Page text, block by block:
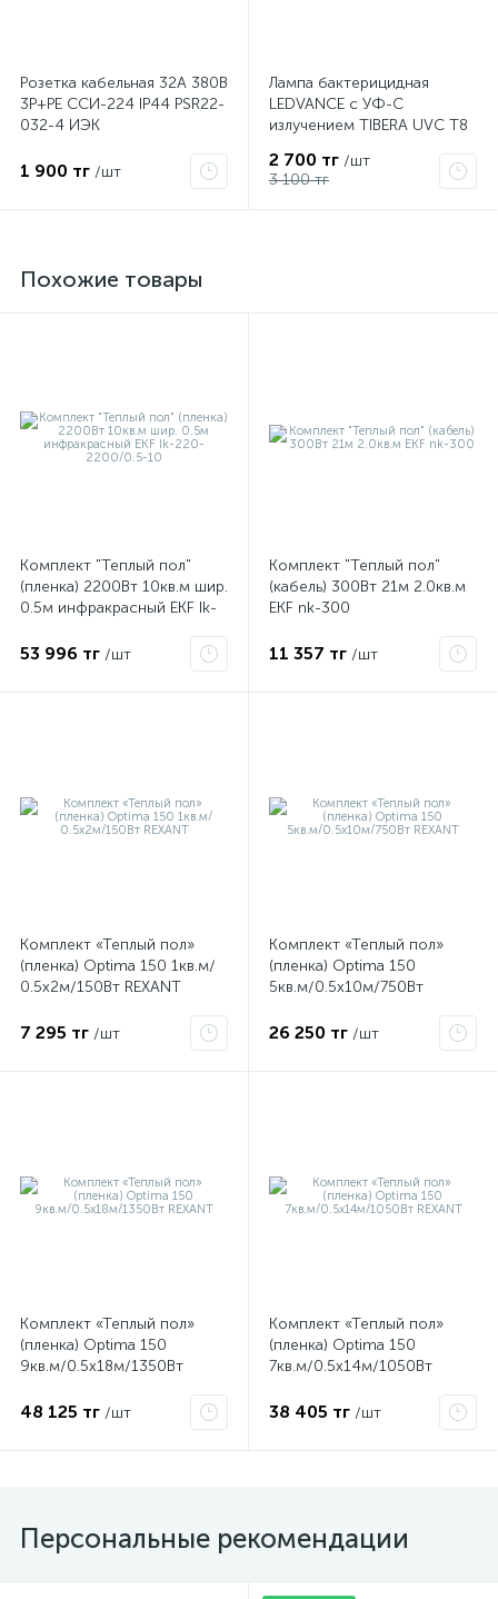
Розетка кабельная 32А 380В
3P+PЕ ССИ-224 IP44 PSR22-
032-4 ИЭК
1 900 тг /шт
Лампа бактерицидная
LEDVANCE с УФ-С
излучением TIBERA UVC T8
2 700 тг /шт
3 100 тг
Похожие товары
Комплект "Теплый пол"
(пленка) 2200Вт 10кв.м шир.
0.5м инфракрасный EKF Ik-
53 996 тг /шт
Комплект "Теплый пол"
(кабель) 300Вт 21м 2.0кв.м
EKF nk-300
11 357 тг /шт
Комплект «Теплый пол»
(пленка) Optima 150 1кв.м/
0.5х2м/150Вт REXANT
7 295 тг /шт
Комплект «Теплый пол»
(пленка) Optima 150
5кв.м/0.5х10м/750Вт
26 250 тг /шт
Комплект «Теплый пол»
(пленка) Optima 150
9кв.м/0.5х18м/1350Вт
48 125 тг /шт
Комплект «Теплый пол»
(пленка) Optima 150
7кв.м/0.5х14м/1050Вт
38 405 тг /шт
Персональные рекомендации